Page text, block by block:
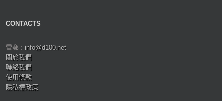
CONTACTS
電郵 : info@d100.net
關於我們
聯絡我們
使用條款
隱私權政策